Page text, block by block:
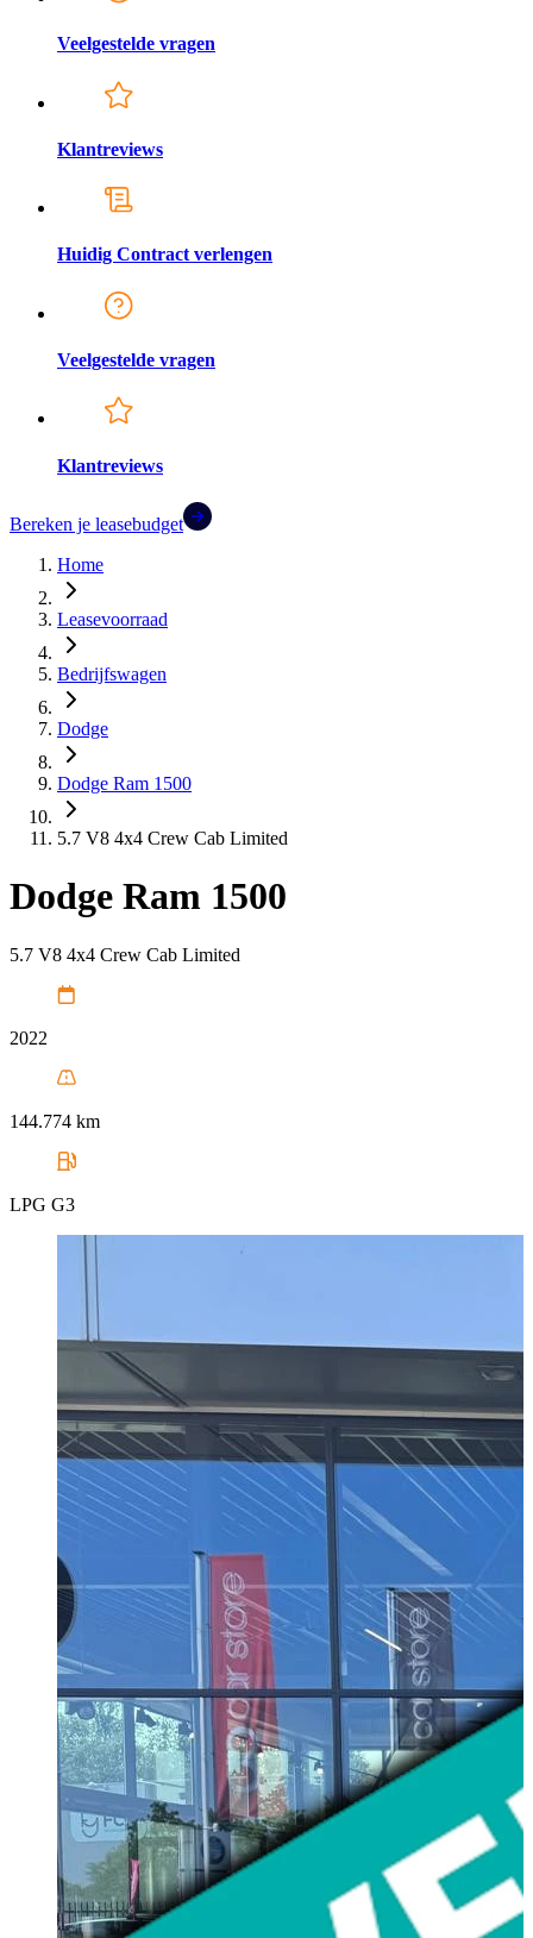
Veelgestelde vragen
Klantreviews
Huidig Contract verlengen
Veelgestelde vragen
Klantreviews
Bereken je leasebudget
Home
Leasevoorraad
Bedrijfswagen
Dodge
Dodge Ram 1500
5.7 V8 4x4 Crew Cab Limited
Dodge Ram 1500
5.7 V8 4x4 Crew Cab Limited
2022
144.774 km
LPG G3